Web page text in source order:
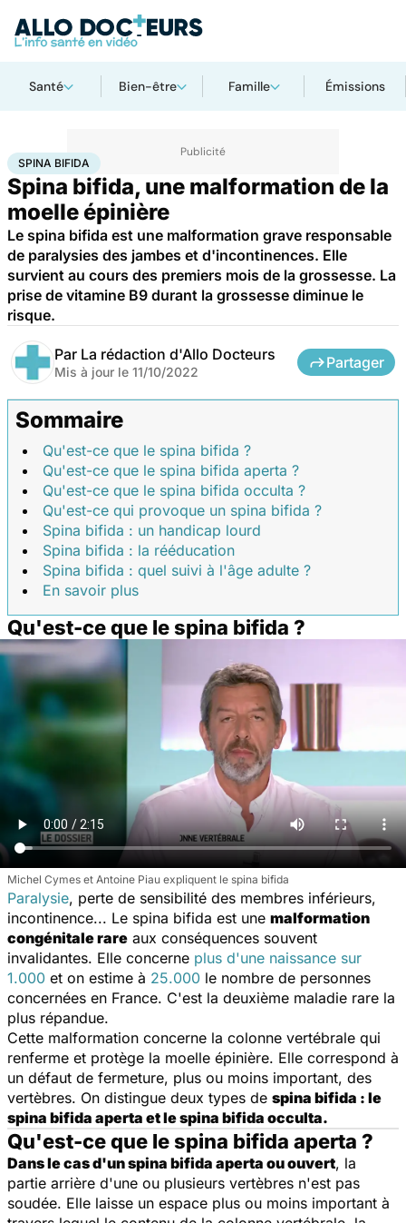
Santé Bien-être Famille Émissions
Accueil SantéMaladies Maladies raresSpina bifida
SPINA BIFIDA
Spina bifida, une malformation de la
moelle épinière
Le spina bifida est une malformation grave responsable
de paralysies des jambes et d'incontinences. Elle
survient au cours des premiers mois de la grossesse. La
prise de vitamine B9 durant la grossesse diminue le
risque.
Par La rédaction d'Allo Docteurs
Mis à jour le 11/10/2022
Partager
Sommaire
Qu'est-ce que le spina bifida ?
Qu'est-ce que le spina bifida aperta ?
Qu'est-ce que le spina bifida occulta ?
Qu'est-ce qui provoque un spina bifida ?
Spina bifida : un handicap lourd
Spina bifida : la rééducation
Spina bifida : quel suivi à l'âge adulte ?
En savoir plus
Qu'est-ce que le spina bifida ?
Michel Cymes et Antoine Piau expliquent le spina bifida
Paralysie, perte de sensibilité des membres inférieurs,
incontinence... Le spina bifida est une malformation
congénitale rare aux conséquences souvent
invalidantes. Elle concerne plus d'une naissance sur
1.000 et on estime à 25.000 le nombre de personnes
concernées en France. C'est la deuxième maladie rare la
plus répandue.
Cette malformation concerne la colonne vertébrale qui
renferme et protège la moelle épinière. Elle correspond à
un défaut de fermeture, plus ou moins important, des
vertèbres. On distingue deux types de spina bifida : le
spina bifida aperta et le spina bifida occulta.
Qu'est-ce que le spina bifida aperta ?
Dans le cas d'un spina bifida aperta ou ouvert, la
partie arrière d'une ou plusieurs vertèbres n'est pas
soudée. Elle laisse un espace plus ou moins important à